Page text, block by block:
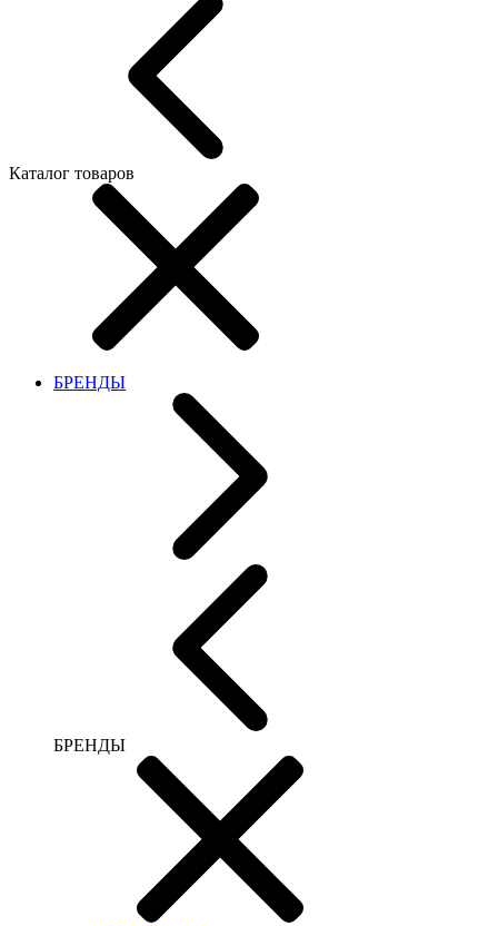
Каталог товаров
БРЕНДЫ
БРЕНДЫ